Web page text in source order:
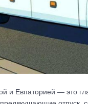
и Евпаторией — это